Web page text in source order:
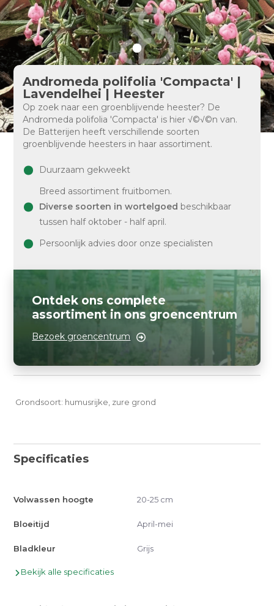
Andromeda polifolia 'Compacta' |
Lavendelhei | Heester
Op zoek naar een groenblijvende heester? De
Andromeda polifolia 'Compacta' is hier √©√©n van.
De Batterijen heeft verschillende soorten
groenblijvende heesters in haar assortiment.
Duurzaam gekweekt
Breed assortiment fruitbomen.
Diverse soorten in wortelgoed beschikbaar
tussen half oktober - half april.
Persoonlijk advies door onze specialisten
Ontdek ons complete
assortiment in ons groencentrum
Bezoek groencentrum
Grondsoort: humusrijke, zure grond
Specificaties
Volwassen hoogte 20-25 cm
Bloeitijd April-mei
Bladkleur Grijs
Bekijk alle specificaties